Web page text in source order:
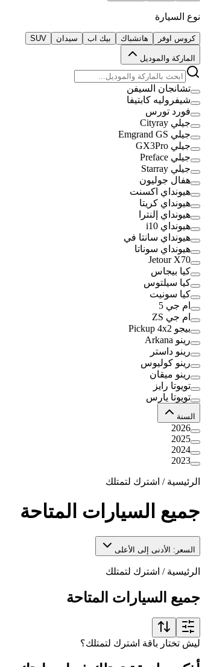
نوع السيارة
كروس اوفر هاتشباك بيك اب سيدان SUV
الماركة والموديل
تشانجان السيفن
شيفروليه كابتيفا
فورد تورس
جيلي Cityray
جيلي Emgrand GS
جيلي GX3Pro
جيلي Preface
جيلي Starray
هفال جوليون
هيونداي اكسنت
هيونداي كريتا
هيونداي إلنترا
هيونداي i10
هيونداي سانتا في
هيونداي سوناتا
Jetour X70
كيا بيجاس
كيا سيلتوس
كيا سونيت
ام جي 5
ام جي ZS
بيجو Pickup 4x2
رينو Arkana
رينو داستر
رينو كوليوس
رينو ميقان
تويوتا رايز
تويوتا يارس
السنة
2026
2025
2024
2023
الرئيسية / اشترك لتمتلك
جميع السيارات المتاحة
السعر: الأدنى إلى الأعلى
الرئيسية / اشترك لتمتلك
جميع السيارات المتاحة
ليش تختار باقة اشترك لتمتلك؟